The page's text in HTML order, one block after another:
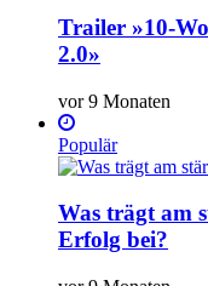
Trailer »10-
2.0»
vor 9 Monaten
Populär
Was trägt am
Erfolg bei?